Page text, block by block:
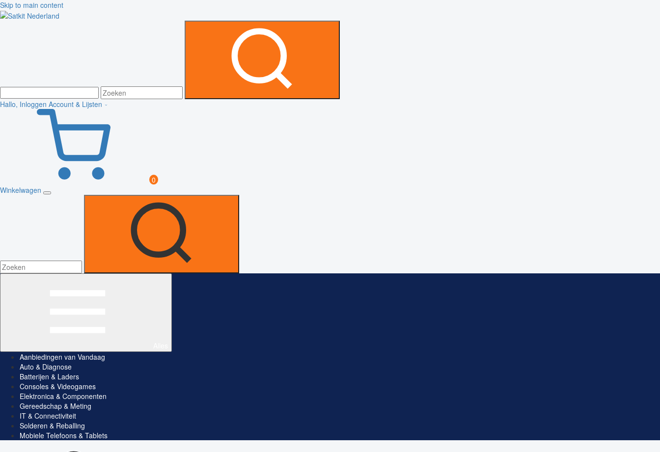
Skip to main content
Hallo, Inloggen Account & Lijsten
0
Winkelwagen
Aanbiedingen van Vandaag
Auto & Diagnose
Batterijen & Laders
Consoles & Videogames
Elektronica & Componenten
Gereedschap & Meting
IT & Connectiviteit
Solderen & Reballing
Mobiele Telefoons & Tablets